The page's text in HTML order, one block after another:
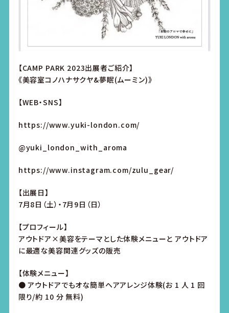
【CAMP PARK 2023出展者ご紹介】
《美容室コノハナサクヤ&夢眠(ムーミン)》
【WEB・SNS】
https://www.yuki-london.com/
@yuki_london_with_aroma
https://www.instagram.com/zulu_gear/
【出展日】
7月8日（土）・7月9日（日）
【プロフィール】
アウトドア×美容をテーマとした体験メニューと アウトドア
に最適な美容関連グッズの販売
【体験メニュー】
● アウトドアでもオな簡単ヘアアレンジ体験(お 1 人 1 回
限り/約 10 分 無料)